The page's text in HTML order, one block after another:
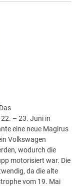
Das
– 23. Juni in
eine neue Magirus
Volkswagen
wodurch die
motorisiert war. Die
da die alte
vom 19. Mai